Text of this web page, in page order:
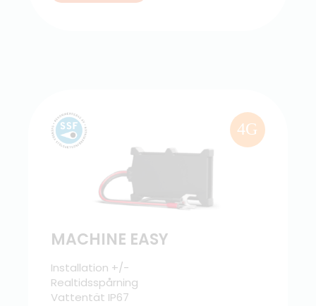
4G
MACHINE EASY
Installation +/-
Realtidsspårning
Vattentät IP67